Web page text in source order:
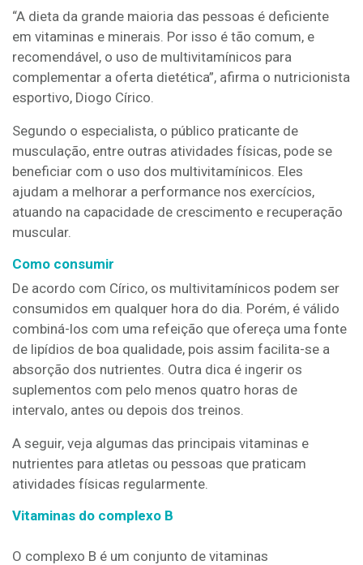
“A dieta da grande maioria das pessoas é deficiente
em vitaminas e minerais. Por isso é tão comum, e
recomendável, o uso de multivitamínicos para
complementar a oferta dietética”, afirma o nutricionista
esportivo, Diogo Círico.
Segundo o especialista, o público praticante de
musculação, entre outras atividades físicas, pode se
beneficiar com o uso dos multivitamínicos. Eles
ajudam a melhorar a performance nos exercícios,
atuando na capacidade de crescimento e recuperação
muscular.
Como consumir
De acordo com Círico, os multivitamínicos podem ser
consumidos em qualquer hora do dia. Porém, é válido
combiná-los com uma refeição que ofereça uma fonte
de lipídios de boa qualidade, pois assim facilita-se a
absorção dos nutrientes. Outra dica é ingerir os
suplementos com pelo menos quatro horas de
intervalo, antes ou depois dos treinos.
A seguir, veja algumas das principais vitaminas e
nutrientes para atletas ou pessoas que praticam
atividades físicas regularmente.
Vitaminas do complexo B
O complexo B é um conjunto de vitaminas